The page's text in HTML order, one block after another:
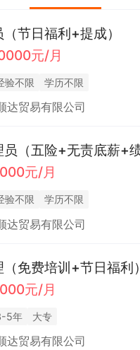
节日福利+提成）
元/月
验不限 学历不限
达贸易有限公司
（五险+无责底薪+绩
元/月
验不限 学历不限
达贸易有限公司
免费培训+节日福利）
元/月
5年 大专
达贸易有限公司